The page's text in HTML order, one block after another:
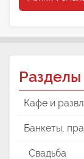
Разделы
Кафе и
Банкеты,
Свадьба